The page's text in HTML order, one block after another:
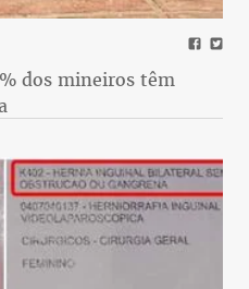
dos mineiros têm